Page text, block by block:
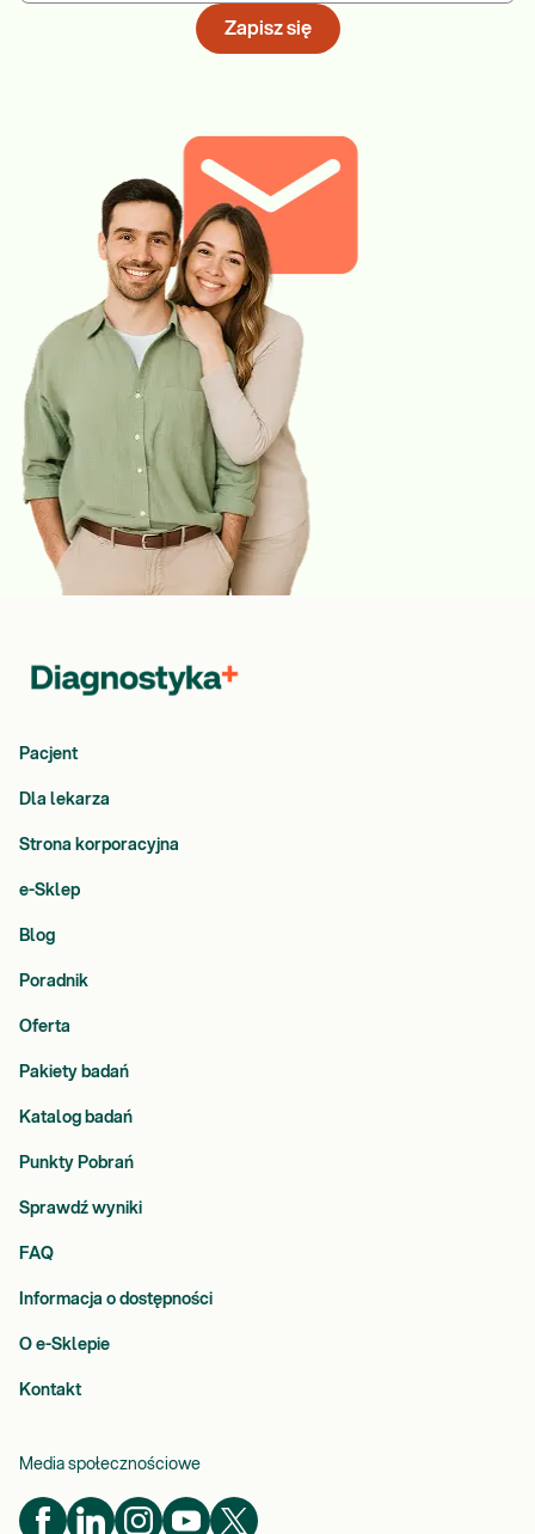
Zapisz się
Pacjent
Dla lekarza
Strona korporacyjna
e-Sklep
Blog
Poradnik
Oferta
Pakiety badań
Katalog badań
Punkty Pobrań
Sprawdź wyniki
FAQ
Informacja o dostępności
O e-Sklepie
Kontakt
Media społecznościowe